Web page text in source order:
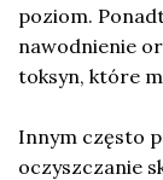
poziom.
nawodnienie
toksyn, które
Innym często
oczyszczanie